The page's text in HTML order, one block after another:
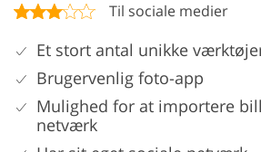
Til sociale medier
Et stort antal unikke
Brugervenlig foto-app
Mulighed for at importere
netværk